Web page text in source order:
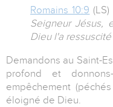
Romains 10:9 (LS)
Seigneur Jésus,
Dieu l'a
Demandons au Saint-
profond et
empêchement
éloigné de Dieu.